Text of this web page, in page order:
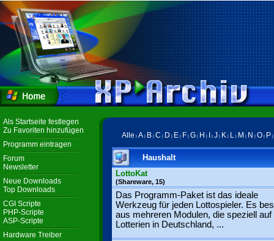
Als Startseite festlegen
Zu Favoriten hinzufügen
Programm eintragen
Forum
Newsletter
Neue Downloads
Top Downloads
CGI Scripte
PHP-Scripte
ASP-Scripte
Hardware Treiber
Alle A B C D E F G H J K L M N O P
Haushalt
LottoKat
(Shareware, 15)
Das Programm-Paket ist das ideale
Werkzeug für jeden Lottospieler. Es
aus mehreren Modulen, die speziell auf
Lotterien in Deutschland, ...